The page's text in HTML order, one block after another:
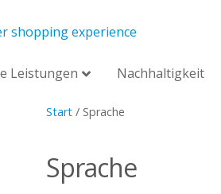
shopping experience
Leistungen Nachhaltigkeit
Start/ Sprache
Sprache